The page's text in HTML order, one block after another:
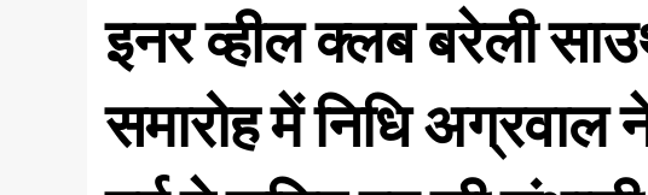
इनर व्हील क्लब बरेली
समारोह में निधि अग्रवाल